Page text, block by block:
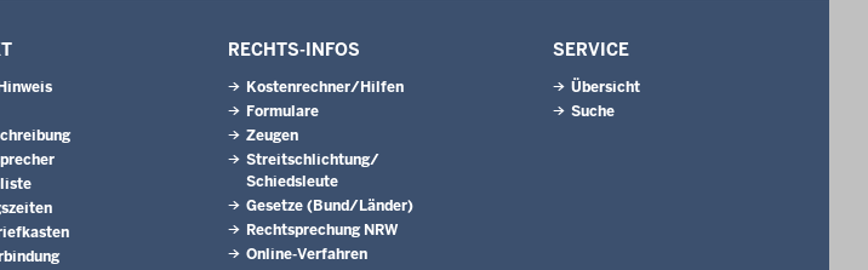
RECHTS-INFOS
Kostenrechner/Hilfen
Formulare
Zeugen
Streitschlichtung/
Schiedsleute
Gesetze (Bund/Länder)
Rechtsprechung NRW
Online-Verfahren
SERVICE
Übersicht
Suche